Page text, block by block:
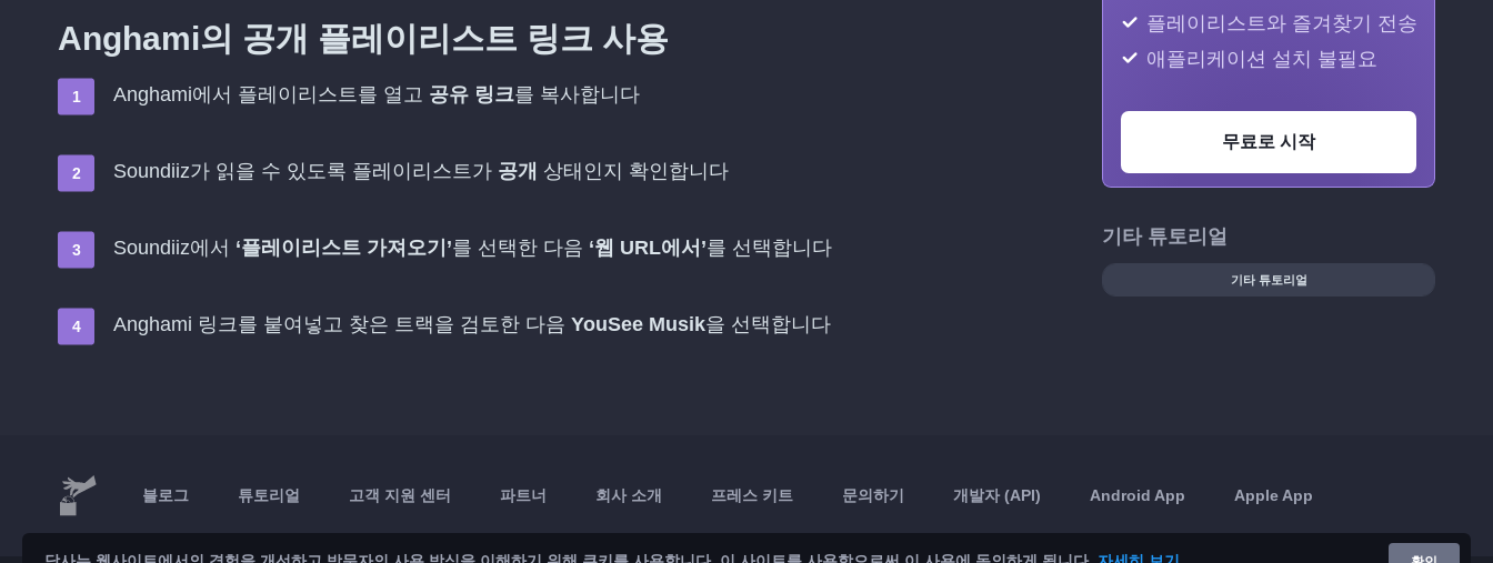
Anghami의 공개 플레이리스트 링크 사용
Anghami에서 플레이리스트를 열고 공유 링크를 복사합니다
Soundiiz가 읽을 수 있도록 플레이리스트가 공개 상태인지 확인합니다
Soundiiz에서 ‘플레이리스트 가져오기’를 선택한 다음 ‘웹 URL에서’를 선택합니다
Anghami 링크를 붙여넣고 찾은 트랙을 검토한 다음 YouSee Musik을 선택합니다
플레이리스트와 즐겨찾기 전송
애플리케이션 설치 불필요
무료로 시작
기타 튜토리얼
기타 튜토리얼
블로그 튜토리얼 고객 지원 센터 파트너 회사 소개 프레스 키트 문의하기 개발자 (API) Android App Apple App